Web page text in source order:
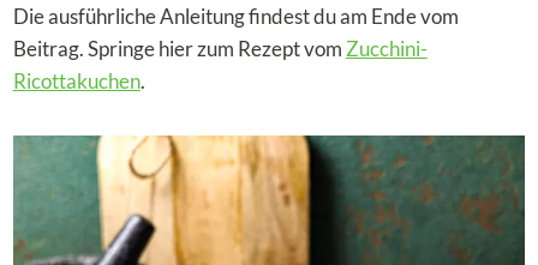
Die ausführliche Anleitung findest du am Ende vom
Beitrag. Springe hier zum Rezept vom Zucchini-
Ricottakuchen.